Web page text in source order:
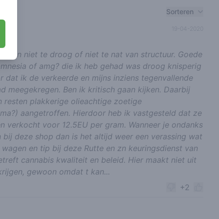
Sorteren
en niet te droog of niet te nat van structuur. Goede
of amg? die ik heb gehad was droog knisperig
ik de verkeerde en mijns inziens tegenvallende
meegekregen. Ben ik kritisch gaan kijken. Daarbij
resten plakkerige olieachtige zoetige
aangetroffen. Hierdoor heb ik vastgesteld dat ze
verkocht voor 12.5EU per gram. Wanneer je ondanks
deze shop dan is het altijd weer een verassing wat
en tip bij deze Rutte en zn keuringsdienst van
cannabis kwaliteit en beleid. Hier maakt niet uit
gewoon omdat t kan...
+2